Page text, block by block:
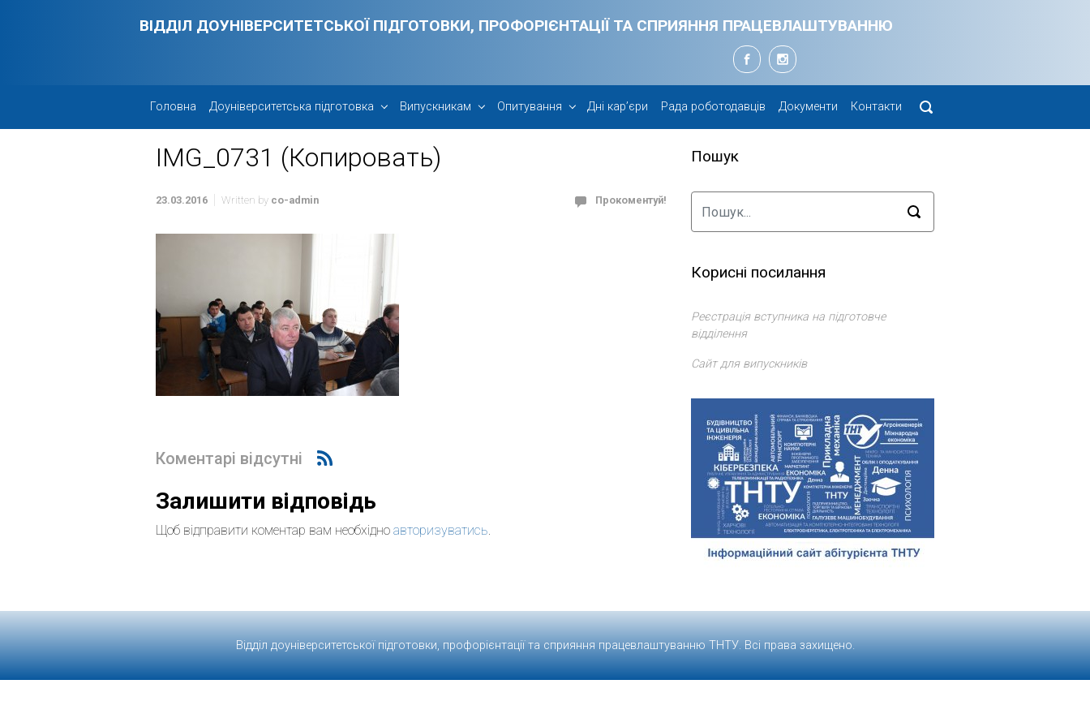
ВІДДІЛ ДОУНІВЕРСИТЕТСЬКОЇ ПІДГОТОВКИ, ПРОФОРІЄНТАЦІЇ ТА СПРИЯННЯ ПРАЦЕВЛАШТУВАННЮ
Головна Доуніверситетська підготовка Випускникам Опитування Дні кар’єри Рада роботодавців Документи Контакти
IMG_0731 (Копировать)
23.03.2016 Written by co-admin Прокоментуй!
Коментарі відсутні
Залишити відповідь
Щоб відправити коментар вам необхідно авторизуватись.
Пошук
Корисні посилання
Реєстрація вступника на підготовче
відділення
Сайт для випускників
Відділ доуніверситетської підготовки, профорієнтації та сприяння працевлаштуванню ТНТУ. Всі права захищено.